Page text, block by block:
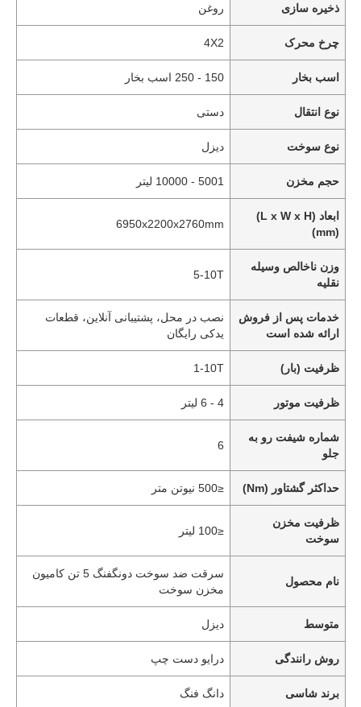
ذخیره سازی روغن
چرخ محرک 4X2
اسب بخار 150 - 250 اسب بخار
نوع انتقال دستی
نوع سوخت دیزل
حجم مخزن 5001 - 10000 لیتر
ابعاد (L x W x H)
(mm)
6950x2200x2760mm
وزن ناخالص وسیله
نقلیه
5-10T
خدمات پس از فروش
ارائه شده است
نصب در محل، پشتیبانی آنلاین، قطعات
یدکی رایگان
ظرفیت (بار) 1-10T
ظرفیت موتور 4 - 6 لیتر
شماره شیفت رو به
جلو
6
حداکثر گشتاور (Nm) ≤500 نیوتن متر
ظرفیت مخزن
سوخت
≤100 لیتر
نام محصول
سرقت ضد سوخت دونگفنگ 5 تن کامیون
مخزن سوخت
متوسط دیزل
روش رانندگی درایو دست چپ
برند شاسی دانگ فنگ